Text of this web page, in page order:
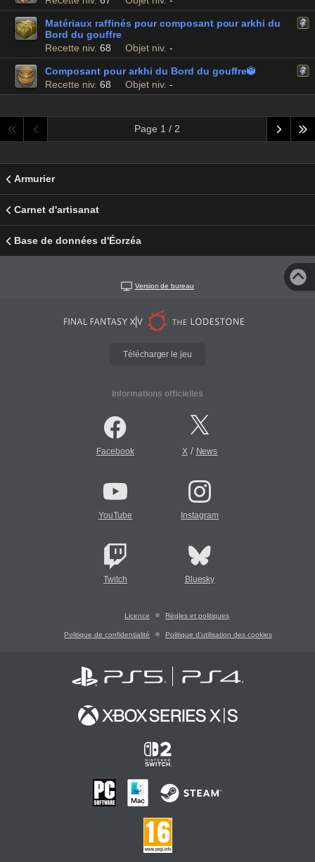
Matériaux raffinés pour composant pour arkhi du
Bord du gouffre
Recette niv. 68 Objet niv. -
Composant pour arkhi du Bord du gouffre
Recette niv. 68 Objet niv. -
Page 1 / 2
Armurier
Carnet d'artisanat
Base de données d'Éorzéa
Version de bureau
Télécharger le jeu
Informations officielles
Facebook X/ News
YouTube Instagram
Twitch Bluesky
Licence Règles et politiques
Politique de confidentialité Politique d'utilisation des cookies